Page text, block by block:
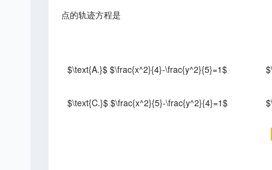
点的轨迹方程是
$\text{A.}$ $\frac{x^2}{4}-\frac{y^2}{5}=1$
$\text{C.}$ $\frac{x^2}{5}-\frac{y^2}{4}=1$